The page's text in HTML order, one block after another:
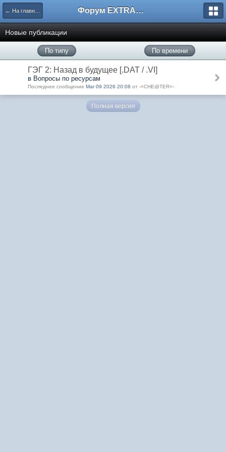
← На главную Форум EXTRACTOR.ru
Новые публикации
По типу По времени
ГЭГ 2: Назад в будущее [.DAT / .VI]
в Вопросы по ресурсам
Последнее сообщение Mar 09 2026 20:08 от -=CHE@TER=-
Полная версия